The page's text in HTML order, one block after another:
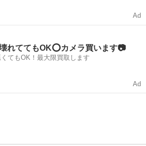
Ad
壊れててもOK⭕️カメラ買います📷
てもOK！最大限買取します
Ad